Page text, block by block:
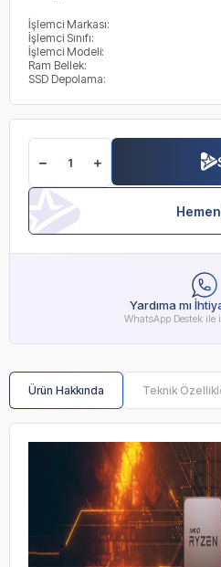
İşlemci Markası:
İşlemci Sınıfı:
İşlemci Modeli:
Ram Bellek:
SSD Depolama:
Hemen
Yardıma mı
WhatsApp Destek ile
Ürün Hakkında Teknik